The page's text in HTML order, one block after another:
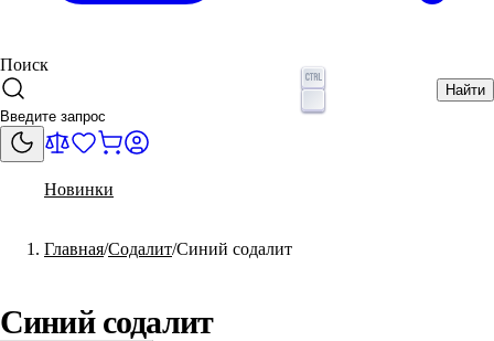
Поиск
Найти
Новинки
Главная Содалит Синий содалит
Синий содалит